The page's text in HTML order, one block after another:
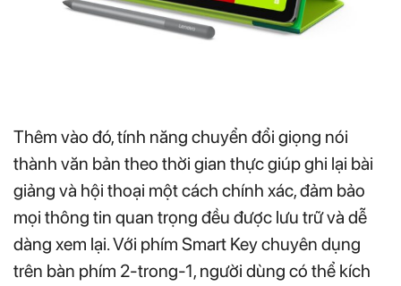
Thêm vào đó, tính năng chuyển đổi giọng nói
thành văn bản theo thời gian thực giúp ghi lại bài
giảng và hội thoại một cách chính xác, đảm bảo
mọi thông tin quan trọng đều được lưu trữ và dễ
dàng xem lại. Với phím Smart Key chuyên dụng
trên bàn phím 2‑trong‑1, người dùng có thể kích